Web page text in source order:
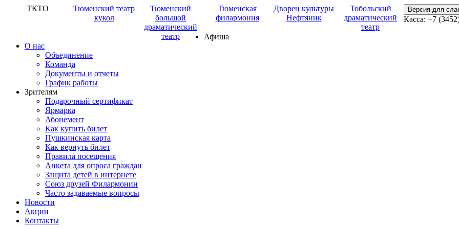
ТКТО
Тюменский театр
кукол
Тюменский
большой
драматический
театр
Тюменская
филармония
Дворец культуры
Нефтяник
Тобольский
драматический
театр
Версия для
Касса: +7
Афиша
О нас
Объединение
Команда
Документы и отчеты
График работы
Зрителям
Подарочный сертификат
Ярмарка
Абонемент
Как купить билет
Пушкинская карта
Как вернуть билет
Правила посещения
Анкета для опроса граждан
Защита детей в интернете
Союз друзей Филармонии
Часто задаваемые вопросы
Новости
Акции
Контакты